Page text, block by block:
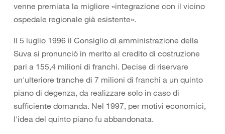
venne premiata la migliore «integrazione con il vicino
ospedale regionale già esistente».
Il 5 luglio 1996 il Consiglio di amministrazione della
Suva si pronunciò in merito al credito di costruzione
pari a 155,4 milioni di franchi. Decise di riservare
un'ulteriore tranche di 7 milioni di franchi a un quinto
piano di degenza, da realizzare solo in caso di
sufficiente domanda. Nel 1997, per motivi economici,
l'idea del quinto piano fu abbandonata.